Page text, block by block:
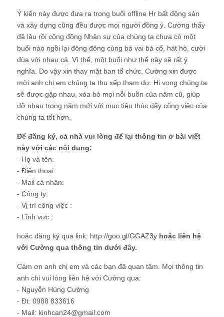
Ý kiến này được đưa ra trong buổi offline Hr bất động sản
và xây dựng cũng đều được mọi người đồng ý. Cường thấy
đã lâu rồi cộng đồng Nhân sự của chúng ta chưa có một
buổi nào ngồi lại đông đông cùng bá vai bá cổ, hát hò, cười
đùa với nhau cả. Vì thế, một buổi như thế này sẽ rất ý
nghĩa. Do vậy xin thay mặt ban tổ chức, Cường xin được
mời anh chị em chúng ta thu xếp tham dự. Hi vọng chúng ta
sẽ được gặp nhau, xóa bỏ mọi nỗi buồn của năm cũ, giúp
đỡ nhau trong năm mới với mục tiêu thúc đẩy công việc của
chúng ta tốt hơn.
Để đăng ký, cả nhà vui lòng để lại thông tin ở bài viết
này với các nội dung:
- Họ và tên:
- Điện thoại:
- Mail cá nhân:
- Công ty:
- Vị trí công việc :
- Lĩnh vực :
hoặc đăng ký qua link: http://goo.gl/GGAZ3y hoặc liên hệ
với Cường qua thông tin dưới đây.
Cám ơn anh chị em và các bạn đã quan tâm. Mọi thông tin
anh chị vui lòng liên hệ với Cường qua:
- Nguyễn Hùng Cường
- Đt: 0988 833616
- Mail: kinhcan24@gmail.com